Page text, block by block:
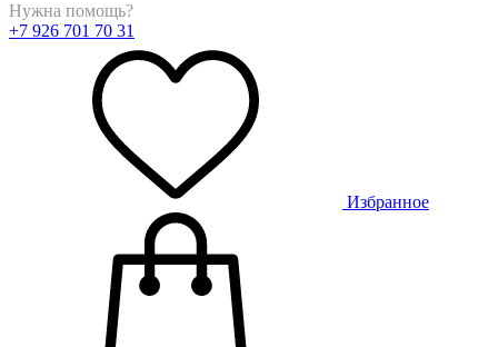
Нужна помощь?
+7 926 701 70 31
Избранное